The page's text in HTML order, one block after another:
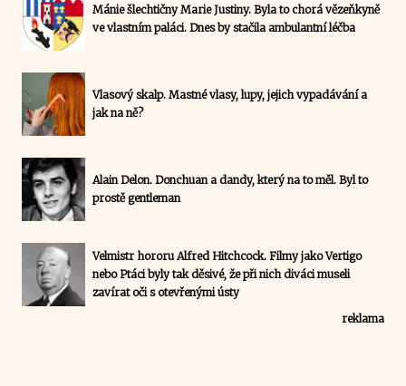
Mánie šlechtičny Marie Justiny. Byla to chorá vězeňkyně
ve vlastním paláci. Dnes by stačila ambulantní léčba
Vlasový skalp. Mastné vlasy, lupy, jejich vypadávání a
jak na ně?
Alain Delon. Donchuan a dandy, který na to měl. Byl to
prostě gentleman
Velmistr hororu Alfred Hitchcock. Filmy jako Vertigo
nebo Ptáci byly tak děsivé, že při nich diváci museli
zavírat oči s otevřenými ústy
reklama